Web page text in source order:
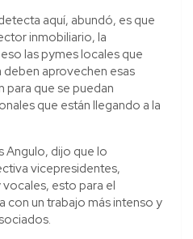
aquí, abundó, es que
inmobiliario, la
las pymes locales que
aprovechen esas
para que se puedan
que están llegando a la
Angulo, dijo que lo
vicepresidentes,
esto para el
con un trabajo más intenso y